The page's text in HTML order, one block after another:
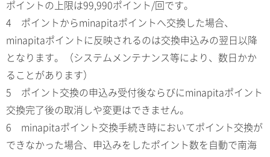
ポイントの上限は99,990ポイント/回です。
4 ポイントからminapitaポイントへ交換した場合、
minapitaポイントに反映されるのは交換申込みの翌日以降
となります。（システムメンテナンス等により、数日かか
ることがあります）
5 ポイント交換の申込み受付後ならびにminapitaポイント
交換完了後の取消しや変更はできません。
6 minapitaポイント交換手続き時においてポイント交換が
できなかった場合、申込みをしたポイント数を自動で南海